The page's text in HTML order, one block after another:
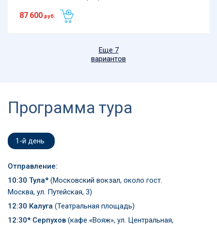
87 600 руб.
Еще 7
вариантов
Программа тура
1-й день
Отправление:
10:30 Тула*(Московский вокзал, около гост.
Москва, ул. Путейская, 3)
12:30 Калуга (Театральная площадь)
12:30* Серпухов (кафе «Вояж», ул. Центральная,